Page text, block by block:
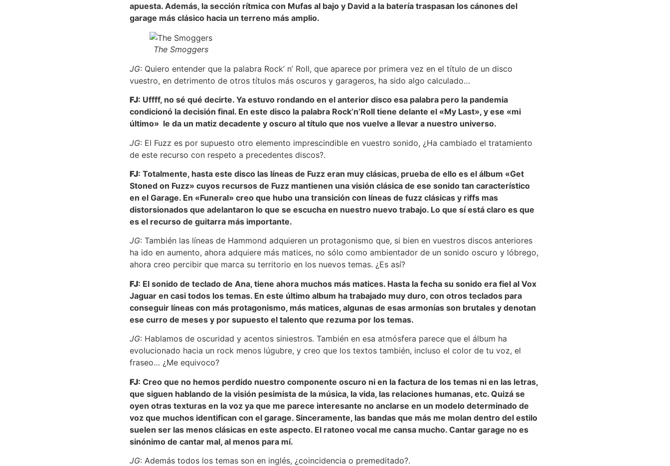
apuesta. Además, la sección rítmica con Mufas al bajo y David a la batería traspasan los cánones del
garage más clásico hacia un terreno más amplio.
The Smoggers
JG: Quiero entender que la palabra Rock’ n’ Roll, que aparece por primera vez en el título de un disco
vuestro, en detrimento de otros títulos más oscuros y garageros, ha sido algo calculado…
FJ: Uffff, no sé qué decirte. Ya estuvo rondando en el anterior disco esa palabra pero la pandemia
condicionó la decisión final. En este disco la palabra Rock’n’Roll tiene delante el «My Last», y ese «mi
último» le da un matiz decadente y oscuro al título que nos vuelve a llevar a nuestro universo.
JG: El Fuzz es por supuesto otro elemento imprescindible en vuestro sonido, ¿Ha cambiado el tratamiento
de este recurso con respeto a precedentes discos?.
FJ: Totalmente, hasta este disco las líneas de Fuzz eran muy clásicas, prueba de ello es el álbum «Get
Stoned on Fuzz» cuyos recursos de Fuzz mantienen una visión clásica de ese sonido tan característico
en el Garage. En «Funeral» creo que hubo una transición con líneas de fuzz clásicas y riffs mas
distorsionados que adelantaron lo que se escucha en nuestro nuevo trabajo. Lo que sí está claro es que
es el recurso de guitarra más importante.
JG: También las líneas de Hammond adquieren un protagonismo que, si bien en vuestros discos anteriores
ha ido en aumento, ahora adquiere más matices, no sólo como ambientador de un sonido oscuro y lóbrego,
ahora creo percibir que marca su territorio en los nuevos temas. ¿Es así?
FJ: El sonido de teclado de Ana, tiene ahora muchos más matices. Hasta la fecha su sonido era fiel al Vox
Jaguar en casi todos los temas. En este último album ha trabajado muy duro, con otros teclados para
conseguir líneas con más protagonismo, más matices, algunas de esas armonías son brutales y denotan
ese curro de meses y por supuesto el talento que rezuma por los temas.
JG: Hablamos de oscuridad y acentos siniestros. También en esa atmósfera parece que el álbum ha
evolucionado hacia un rock menos lúgubre, y creo que los textos también, incluso el color de tu voz, el
fraseo… ¿Me equivoco?
FJ: Creo que no hemos perdido nuestro componente oscuro ni en la factura de los temas ni en las letras,
que siguen hablando de la visión pesimista de la música, la vida, las relaciones humanas, etc. Quizá se
oyen otras texturas en la voz ya que me parece interesante no anclarse en un modelo determinado de
voz que muchos identifican con el garage. Sinceramente, las bandas que más me molan dentro del estilo
suelen ser las menos clásicas en este aspecto. El ratoneo vocal me cansa mucho. Cantar garage no es
sinónimo de cantar mal, al menos para mí.
JG: Además todos los temas son en inglés, ¿coincidencia o premeditado?.